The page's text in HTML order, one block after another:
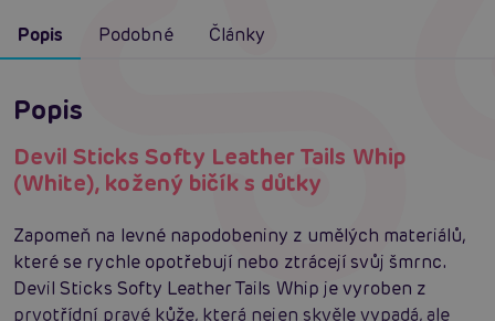
Popis Podobné Články
Popis
Devil Sticks Softy Leather Tails Whip
(White), kožený bičík s důtky
Zapomeň na levné napodobeniny z umělých materiálů,
které se rychle opotřebují nebo ztrácejí svůj šmrnc.
Devil Sticks Softy Leather Tails Whip je vyroben z
prvotřídní pravé kůže, která nejen skvěle vypadá, ale